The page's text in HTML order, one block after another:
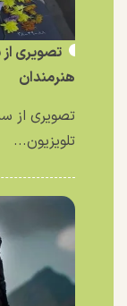
تصویری
هنرمندان
تصویری از
تلویزیون...